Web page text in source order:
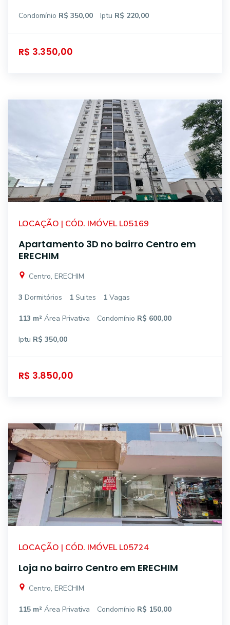
Condomínio R$ 350,00 Iptu R$ 220,00
R$ 3.350,00
LOCAÇÃO | CÓD. IMÓVEL L05169
Apartamento 3D no bairro Centro em
ERECHIM
Centro, ERECHIM
3 Dormitórios 1 Suites 1 Vagas
113 m² Área Privativa Condomínio R$ 600,00
Iptu R$ 350,00
R$ 3.850,00
LOCAÇÃO | CÓD. IMÓVEL L05724
Loja no bairro Centro em ERECHIM
Centro, ERECHIM
115 m² Área Privativa Condomínio R$ 150,00